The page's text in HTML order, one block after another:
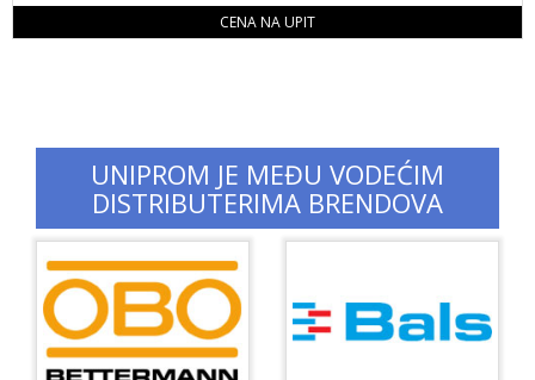
CENA NA UPIT
UNIPROM JE MEĐU VODEĆIM
DISTRIBUTERIMA BRENDOVA